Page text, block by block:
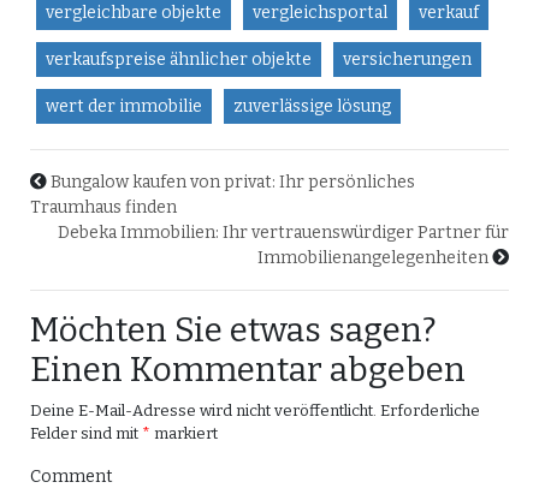
vergleichbare objekte vergleichsportal verkauf
verkaufspreise ähnlicher objekte versicherungen
wert der immobilie zuverlässige lösung
Bungalow kaufen von privat: Ihr persönliches
Traumhaus finden
Debeka Immobilien: Ihr vertrauenswürdiger Partner für
Immobilienangelegenheiten
Möchten Sie etwas sagen?
Einen Kommentar abgeben
Deine E-Mail-Adresse wird nicht veröffentlicht. Erforderliche
Felder sind mit * markiert
Comment